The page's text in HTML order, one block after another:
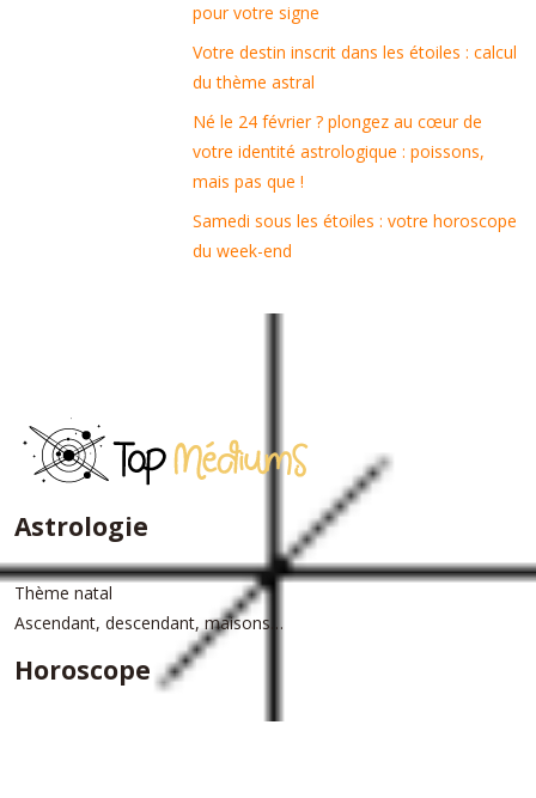
pour votre signe
Votre destin inscrit dans les étoiles : calcul
du thème astral
Né le 24 février ? plongez au cœur de
votre identité astrologique : poissons,
mais pas que !
Samedi sous les étoiles : votre horoscope
du week-end
Astrologie
Thème natal
Ascendant, descendant, maisons…
Horoscope